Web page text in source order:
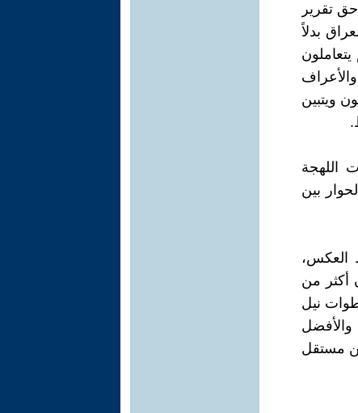
تقرير
بدلاً
ويتبين
اللهجة
بين
العكس،
أكثر من
نيل
والأفضل
مستقل